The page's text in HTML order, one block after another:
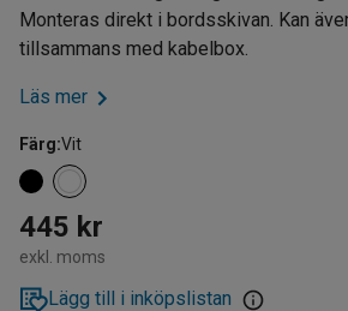
Monteras direkt i bordsskivan. Kan
tillsammans med kabelbox.
Läs mer
Färg:Vit
445 kr
exkl. moms
Lägg till i inköpslistan